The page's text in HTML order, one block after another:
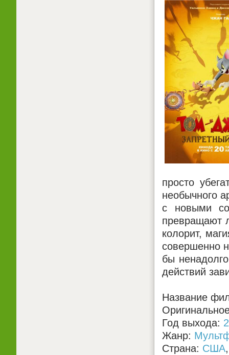
просто
необычного
с новыми
превращают
колорит,
совершенно
бы
действий
Название
Год выхода:
Жанр:
Страна: США